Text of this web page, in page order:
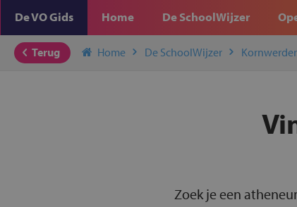
De VO Gids Home De SchoolWijzer
Terug Home De SchoolWijzer
Zoek je een